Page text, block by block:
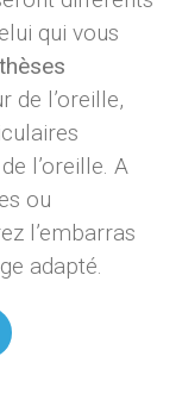
qui vous
de l’oreille,
l’oreille. A
ou
l’embarras
adapté.